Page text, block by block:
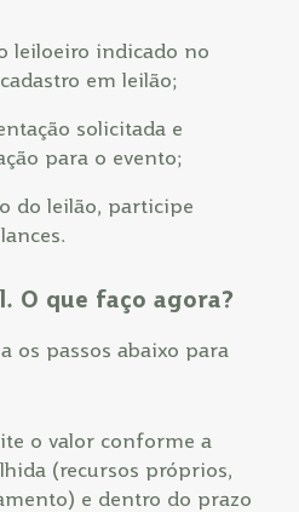
leiloeiro indicado no
em leilão;
solicitada e
para o evento;
do leilão, participe
O que faço agora?
os passos abaixo para
o valor conforme a
(recursos próprios,
e dentro do prazo